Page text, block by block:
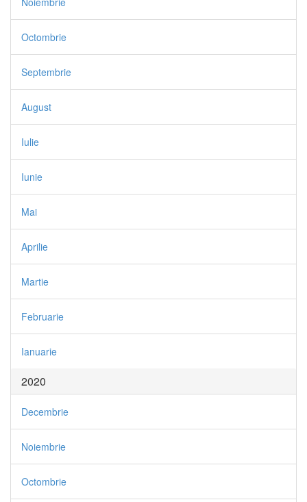
Octombrie
Septembrie
August
Iulie
Iunie
Mai
Aprilie
Martie
Februarie
Ianuarie
2020
Decembrie
Noiembrie
Octombrie